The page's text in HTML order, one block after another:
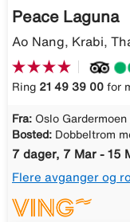
Peace Laguna
Ao Nang, Krabi,
Ring 21 49 39 00 for
Fra: Oslo
Bosted: Dobbeltrom
7 dager, 7 Mar - 15
Flere avganger og